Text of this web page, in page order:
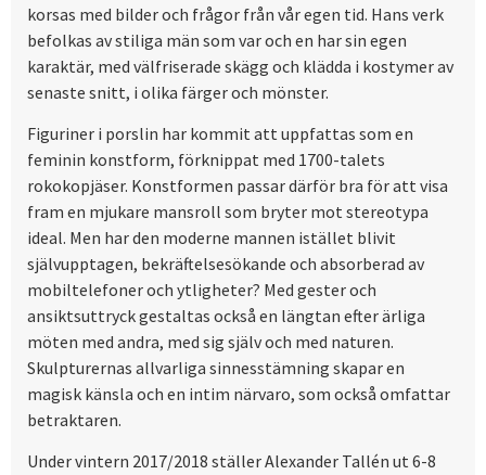
korsas med bilder och frågor från vår egen tid. Hans verk
befolkas av stiliga män som var och en har sin egen
karaktär, med välfriserade skägg och klädda i kostymer av
senaste snitt, i olika färger och mönster.
Figuriner i porslin har kommit att uppfattas som en
feminin konstform, förknippat med 1700-talets
rokokopjäser. Konstformen passar därför bra för att visa
fram en mjukare mansroll som bryter mot stereotypa
ideal. Men har den moderne mannen istället blivit
självupptagen, bekräftelsesökande och absorberad av
mobiltelefoner och ytligheter? Med gester och
ansiktsuttryck gestaltas också en längtan efter ärliga
möten med andra, med sig själv och med naturen.
Skulpturernas allvarliga sinnesstämning skapar en
magisk känsla och en intim närvaro, som också omfattar
betraktaren.
Under vintern 2017/2018 ställer Alexander Tallén ut 6-8